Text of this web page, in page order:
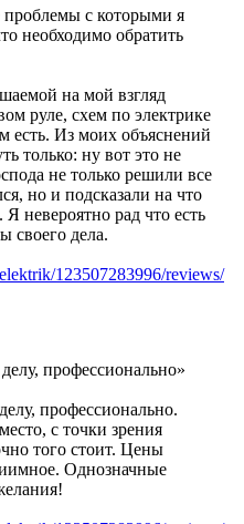
проблемы с которыми я
необходимо обратить
на мой взгляд
руле, схем по электрике
есть. Из моих объяснений
только: ну вот это не
не только решили все
но и подсказали на что
невероятно рад что есть
своего дела.
123507283996/reviews/
профессионально»
профессионально.
с точки зрения
того стоит. Цены
Однозначные